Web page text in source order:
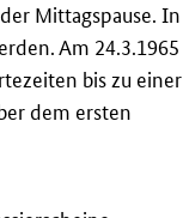
Mittagspause. In
Am 24.3.1965
bis zu einer
dem ersten